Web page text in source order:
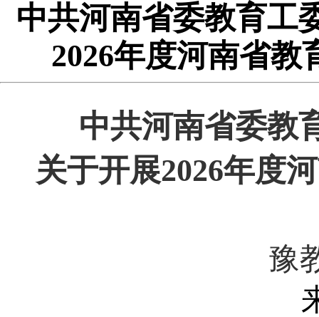
中共河南省委教育工
2026年度河南省
中共河南省委教
关于开展2026年度
豫